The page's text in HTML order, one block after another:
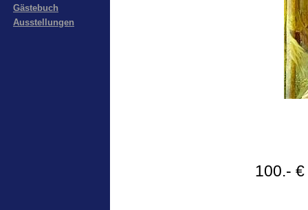
Gästebuch
Ausstellungen
100.-